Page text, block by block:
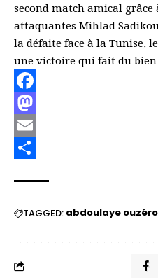
second match amical grâce
attaquantes Mihlad
la défaite face à la Tunise,
une victoire qui fait du
Facebook
Mastodon
Email
TAGGED: abdoulaye